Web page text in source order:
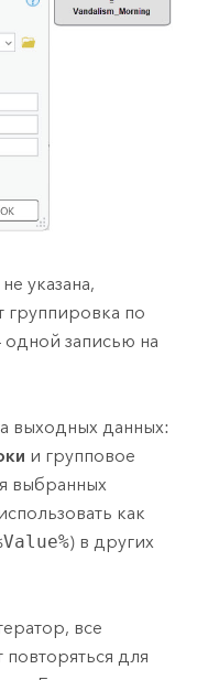
указана,
группировка по
записью на
выходных данных:
и групповое
выбранных
как
) в других
все
для